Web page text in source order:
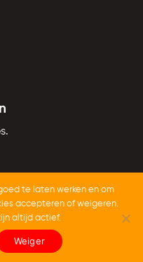
een9,4van 10
te laten werken en om
accepteren of weigeren.
altijd actief.
Weiger